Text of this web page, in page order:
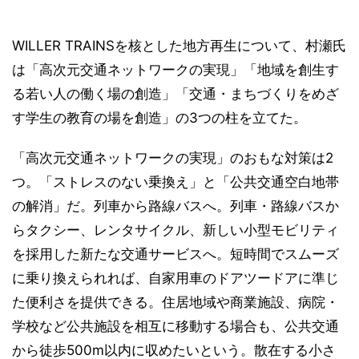
WILLER TRAINSを核とした地方再生について、村瀬氏
は「高次元交通ネットワークの実現」「地域を創生す
る若い人の働く場の創造」「交通・まちづくりをめざ
す学生の教育の場を創造」の3つの柱を立てた。
「高次元交通ネットワークの実現」のおもな対策は2
つ。「ストレスのない乗換え」と「公共交通空白地帯
の解消」だ。列車から路線バスへ。列車・路線バスか
らタクシー、レンタサイクル、新しい小型モビリティ
を採用した新たな交通サービスへ。短時間でスムーズ
に乗り換えられれば、自家用車のドアツードアに準じ
た便利さを提供できる。住居地域や商業施設、病院・
学校など公共施設を相互に移動する場合も、公共交通
から徒歩500m以内に収めたいという。散在する小さ